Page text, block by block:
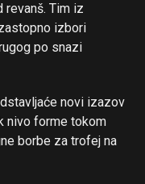
revanš. Tim iz
izbori
po snazi
novi izazov
nivo forme tokom
borbe za trofej na